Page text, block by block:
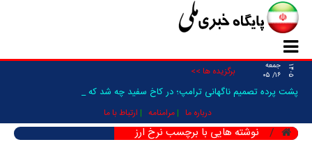
۱۴۰۵
جمعه
۱۶/ ۰۵
برگزیده ها >>
پشت پرده تصمیم ناگهانی ترامپ؛ در کاخ سفید چه شد که حمل _
درباره ما مرامنامه ارتباط با ما
نوشته هایی با برچسب نرخ ارز